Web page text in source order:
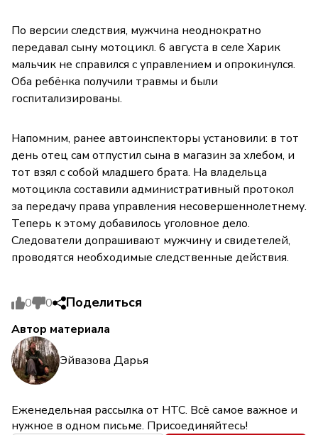
По версии следствия, мужчина неоднократно
передавал сыну мотоцикл. 6 августа в селе Харик
мальчик не справился с управлением и опрокинулся.
Оба ребёнка получили травмы и были
госпитализированы.
Напомним, ранее автоинспекторы установили: в тот
день отец сам отпустил сына в магазин за хлебом, и
тот взял с собой младшего брата. На владельца
мотоцикла составили административный протокол
за передачу права управления несовершеннолетнему.
Теперь к этому добавилось уголовное дело.
Следователи допрашивают мужчину и свидетелей,
проводятся необходимые следственные действия.
0 0 Поделиться
Автор материала
Эйвазова Дарья
Еженедельная рассылка от НТС. Всё самое важное и
нужное в одном письме. Присоединяйтесь!